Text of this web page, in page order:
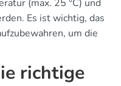
(max. 25 °C) und
Es ist wichtig, das
um die
richtige